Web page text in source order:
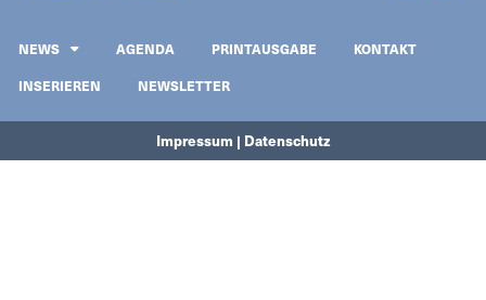
NEWS AGENDA PRINTAUSGABE
KONTAKT
INSERIEREN
NEWSLETTER
Impressum | Datenschutz